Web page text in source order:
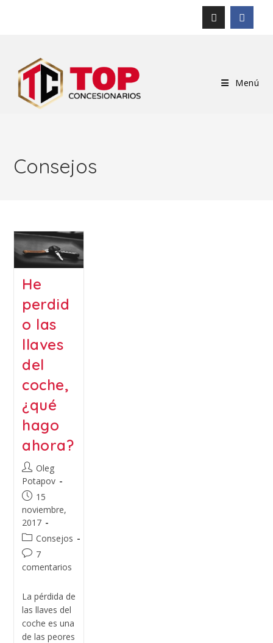
Menú
Consejos
He
perdid
o las
llaves
del
coche,
¿qué
hago
ahora?
Oleg
Potapov
15
noviembre,
2017
Consejos
7
comentarios
La pérdida de
las llaves del
coche es una
de las peores